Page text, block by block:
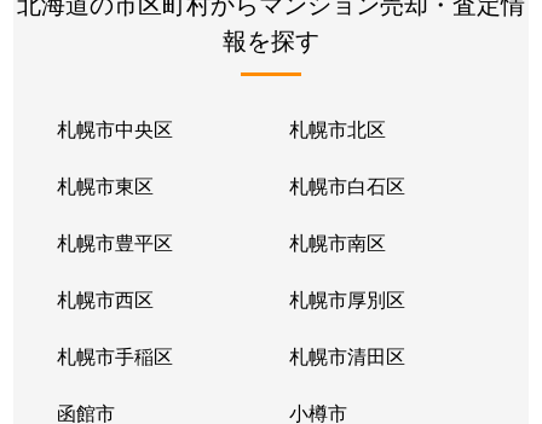
2,800万円
月寒東２条
福住
月寒東２条
福住
月寒東３条
月寒中央
月寒東４条
月寒中央
月寒東４条
南郷7丁目
月寒東５条
南郷7丁目
報を探す
札幌市中央区 札幌市北区
札幌市東区 札幌市白石区
札幌市豊平区 札幌市南区
札幌市西区 札幌市厚別区
札幌市手稲区 札幌市清田区
函館市 小樽市